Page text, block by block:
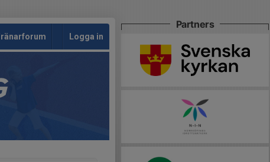
Logga in
Partners